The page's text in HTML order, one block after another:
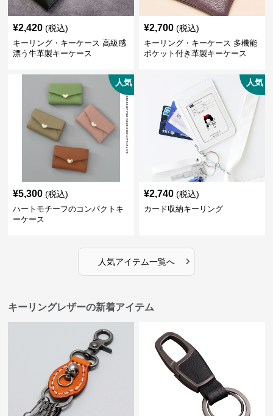
¥2,420 (税込)
キーリング・キーケース 高級感
漂う牛革製キーケース
¥2,700 (税込)
キーリング・キーケース 多機能
ポケット付き革製キーケース
人気
¥5,300 (税込)
ハートモチーフのコンパクトキ
ーケース
人気
¥2,740 (税込)
カード収納キーリング
人気アイテム一覧へ ›
キーリングレザーの新着アイテム